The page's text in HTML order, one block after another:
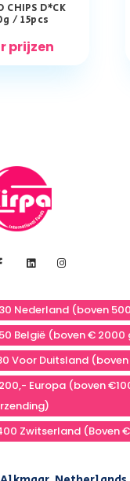
CHIPS D*CK
/ 15pcs
prijzen
Nederland (boven
België (boven € 2000
Voor Duitsland
Europa (boven
Zwitserland (Boven